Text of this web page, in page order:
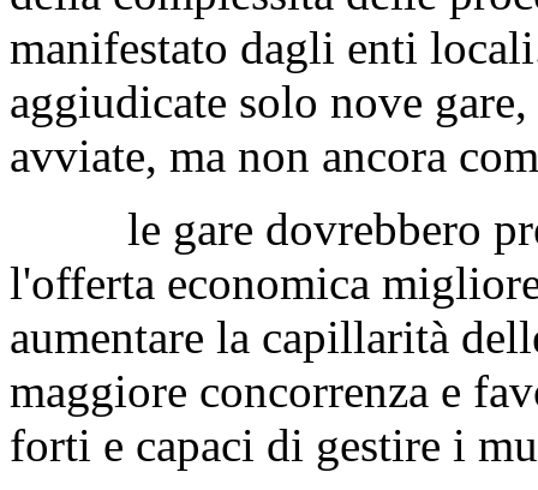
manifestato dagli enti
aggiudicate solo nove
avviate, ma non ancora
le gare dovrebbero
l'offerta economica
aumentare la capillarità
maggiore concorrenza e
forti e capaci di gestire i